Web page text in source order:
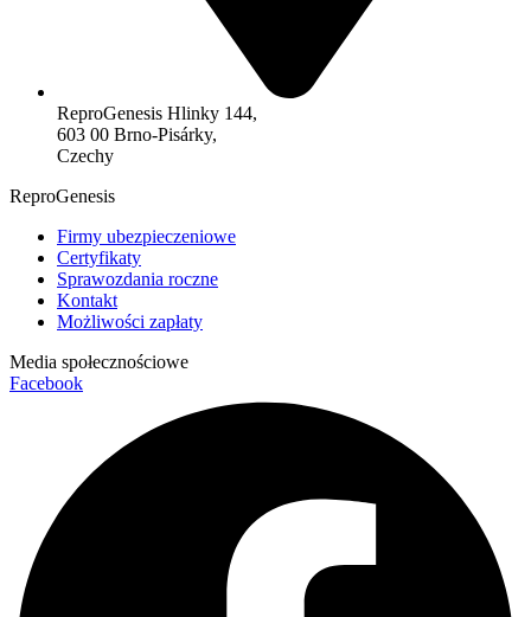
ReproGenesis Hlinky 144,
603 00 Brno-Pisárky,
Czechy
ReproGenesis
Firmy ubezpieczeniowe
Certyfikaty
Sprawozdania roczne
Kontakt
Możliwości zapłaty
Media społecznościowe
Facebook